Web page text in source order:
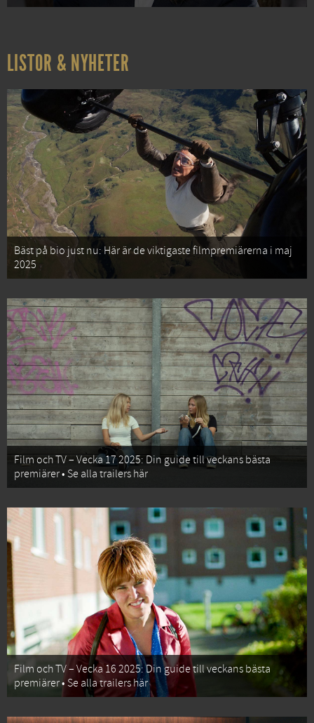
LISTOR & NYHETER
Bäst på bio just nu: Här är de viktigaste filmpremiärerna i maj
2025
Film och TV – Vecka 17 2025: Din guide till veckans bästa
premiärer • Se alla trailers här
Film och TV – Vecka 16 2025: Din guide till veckans bästa
premiärer • Se alla trailers här